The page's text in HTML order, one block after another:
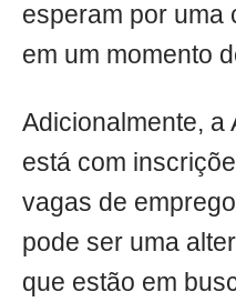
esperam por uma
em um momento
Adicionalmente, a
está com
vagas de
pode ser uma
que estão em